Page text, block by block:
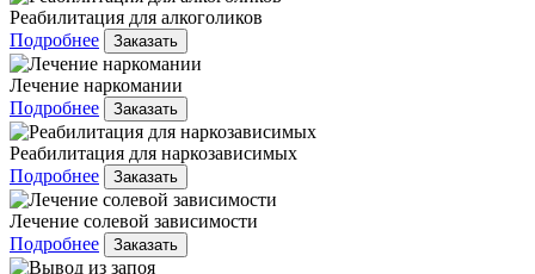
Реабилитация для алкоголиков
Подробнее
Заказать
Лечение наркомании
Подробнее
Заказать
Реабилитация для наркозависимых
Подробнее
Заказать
Лечение солевой зависимости
Подробнее
Заказать